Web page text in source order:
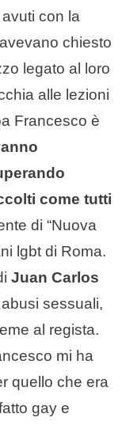
con la
chiesto
legato al loro
alle lezioni
Francesco è
come tutti
di “Nuova
lgbt di Roma.
Juan Carlos
sessuali,
al regista.
mi ha
quello che era
gay e